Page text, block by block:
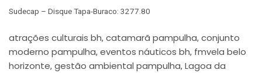
Sudecap – Disque Tapa-Buraco: 3277.80
atrações culturais bh, catamarã pampulha, conjunto
moderno pampulha, eventos náuticos bh, fmvela belo
horizonte, gestão ambiental pampulha, Lagoa da